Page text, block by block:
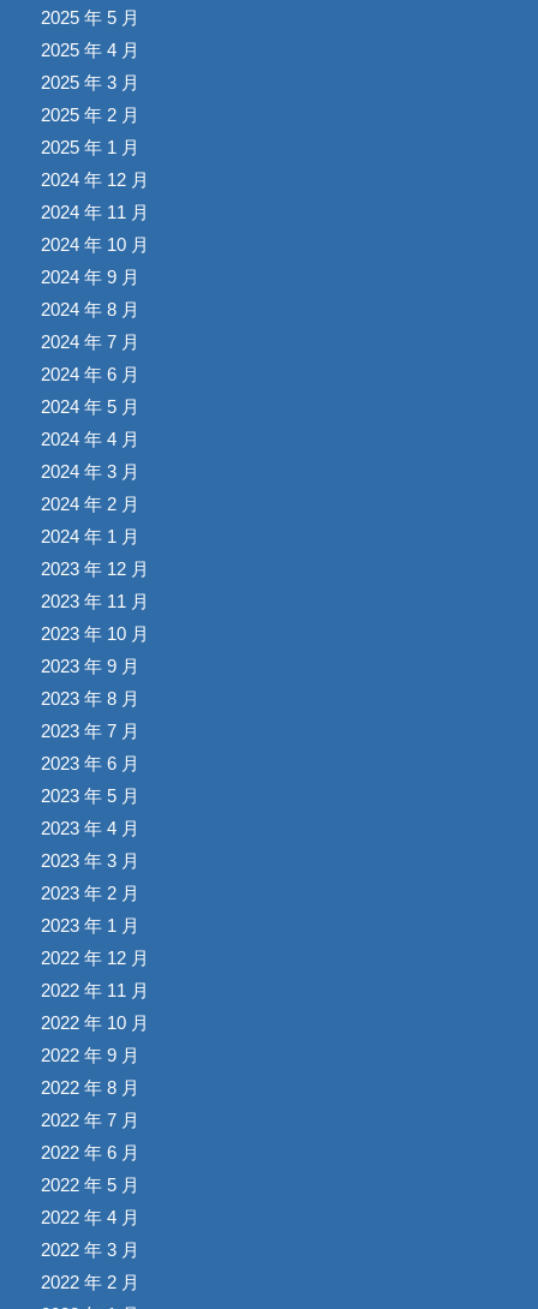
2025 年 5 月
2025 年 4 月
2025 年 3 月
2025 年 2 月
2025 年 1 月
2024 年 12 月
2024 年 11 月
2024 年 10 月
2024 年 9 月
2024 年 8 月
2024 年 7 月
2024 年 6 月
2024 年 5 月
2024 年 4 月
2024 年 3 月
2024 年 2 月
2024 年 1 月
2023 年 12 月
2023 年 11 月
2023 年 10 月
2023 年 9 月
2023 年 8 月
2023 年 7 月
2023 年 6 月
2023 年 5 月
2023 年 4 月
2023 年 3 月
2023 年 2 月
2023 年 1 月
2022 年 12 月
2022 年 11 月
2022 年 10 月
2022 年 9 月
2022 年 8 月
2022 年 7 月
2022 年 6 月
2022 年 5 月
2022 年 4 月
2022 年 3 月
2022 年 2 月